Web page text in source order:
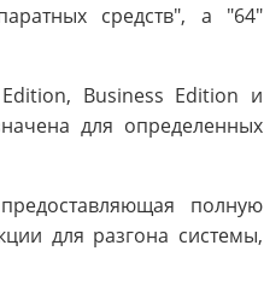
средств", а "64"
Business Edition и
для определенных
полную
для разгона системы,